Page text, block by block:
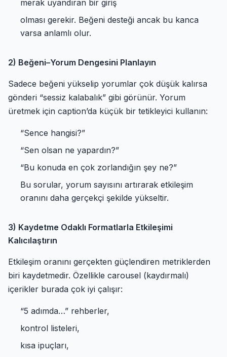
merak uyandıran bir giriş
olması gerekir. Beğeni desteği ancak bu kanca
varsa anlamlı olur.
2) Beğeni–Yorum Dengesini Planlayın
Sadece beğeni yükselip yorumlar çok düşük kalırsa
gönderi “sessiz kalabalık” gibi görünür. Yorum
üretmek için caption’da küçük bir tetikleyici kullanın:
“Sence hangisi?”
“Sen olsan ne yapardın?”
“Bu konuda en çok zorlandığın şey ne?”
Bu sorular, yorum sayısını artırarak etkileşim
oranını daha gerçekçi şekilde yükseltir.
3) Kaydetme Odaklı Formatlarla Etkileşimi
Kalıcılaştırın
Etkileşim oranını gerçekten güçlendiren metriklerden
biri kaydetmedir. Özellikle carousel (kaydırmalı)
içerikler burada çok iyi çalışır:
“5 adımda…” rehberler,
kontrol listeleri,
kısa ipuçları,